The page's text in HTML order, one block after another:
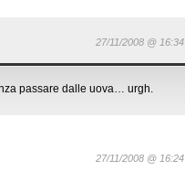
27/11/2008 @ 16:34
passare dalle uova… urgh.
27/11/2008 @ 16:24